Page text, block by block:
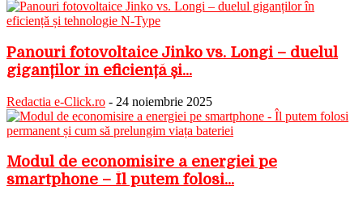
Panouri fotovoltaice Jinko vs. Longi – duelul
giganților în eficiență și...
Redactia e-Click.ro - 24 noiembrie 2025
Modul de economisire a energiei pe
smartphone – Îl putem folosi...